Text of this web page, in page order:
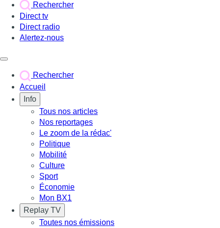
Rechercher
Direct tv
Direct radio
Alertez-nous
Rechercher
Accueil
Info
Tous nos articles
Nos reportages
Le zoom de la rédac'
Politique
Mobilité
Culture
Sport
Économie
Mon BX1
Replay TV
Toutes nos émissions